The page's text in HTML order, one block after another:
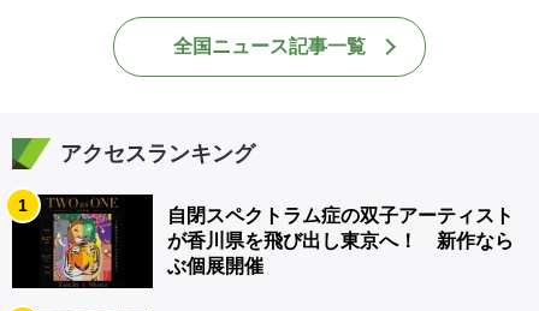
全国ニュース記事一覧
アクセスランキング
1
自閉スペクトラム症の双子アーティスト
が香川県を飛び出し東京へ！ 新作なら
ぶ個展開催